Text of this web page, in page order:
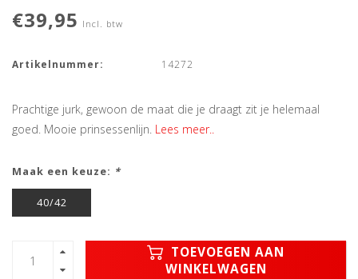
€39,95 Incl. btw
Artikelnummer: 14272
Prachtige jurk, gewoon de maat die je draagt zit je helemaal
goed. Mooie prinsessenlijn. Lees meer..
Maak een keuze: *
40/42
TOEVOEGEN AAN
WINKELWAGEN